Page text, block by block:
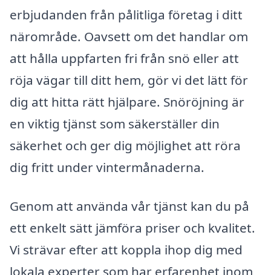
erbjudanden från pålitliga företag i ditt
närområde. Oavsett om det handlar om
att hålla uppfarten fri från snö eller att
röja vägar till ditt hem, gör vi det lätt för
dig att hitta rätt hjälpare. Snöröjning är
en viktig tjänst som säkerställer din
säkerhet och ger dig möjlighet att röra
dig fritt under vintermånaderna.
Genom att använda vår tjänst kan du på
ett enkelt sätt jämföra priser och kvalitet.
Vi strävar efter att koppla ihop dig med
lokala experter som har erfarenhet inom